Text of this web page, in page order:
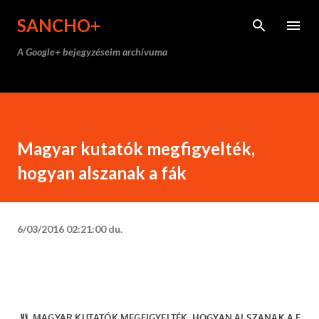
SANCHO+
A Google+ bejegyzéseim archívuma
Magyar kutatók megfigyelték,
hogyan alszanak a fák
6/03/2016 02:21:00 du.